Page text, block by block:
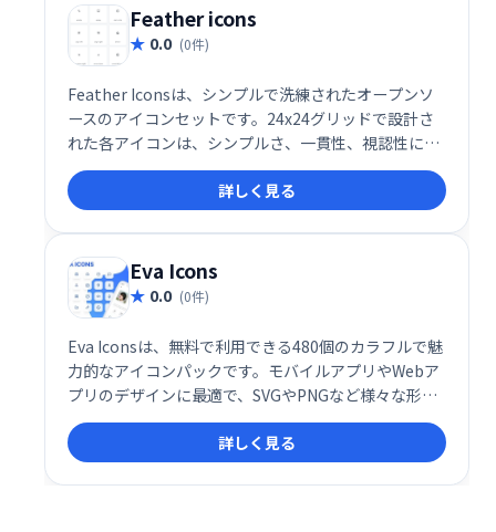
Feather icons
0.0 (0件)
Feather Iconsは、シンプルで洗練されたオープンソ
ースのアイコンセットです。24x24グリッドで設計さ
れた各アイコンは、シンプルさ、一貫性、視認性に優
れ、あらゆるデザインに簡単に統合できます。無料で
利用でき、Webサイトやアプリのデザインを美しく彩
ります。
詳しく見る
Eva Icons
0.0 (0件)
Eva Iconsは、無料で利用できる480個のカラフルで魅
力的なアイコンパックです。モバイルアプリやWebア
プリのデザインに最適で、SVGやPNGなど様々な形式
で提供されます。ダウンロードして、手軽にプロジェ
クトを彩りましょう。詳しく見る